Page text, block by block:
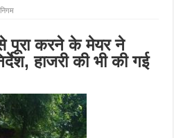
पूरा करने के मेयर ने
हाजरी की भी की गई